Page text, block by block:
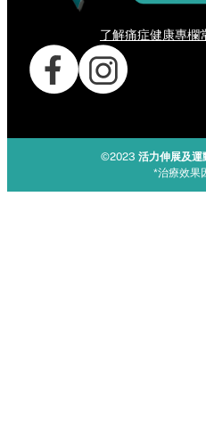
了解痛症健康專欄
©2023 活力伸展及運
*治療效果